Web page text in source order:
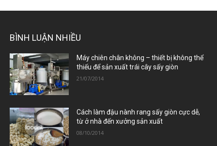
BÌNH LUẬN NHIỀU
Máy chiên chân không – thiết bị không thể
thiếu để sản xuất trái cây sấy giòn
21/07/2014
Cách làm đậu nành rang sấy giòn cực dễ,
từ ở nhà đến xưởng sản xuất
08/10/2014